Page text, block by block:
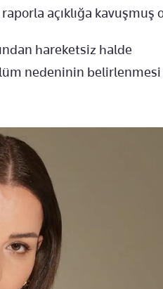
açıklığa kavuşmuş
hareketsiz halde
nedeninin